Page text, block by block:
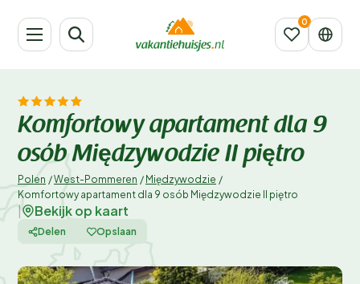
Komfortowy apartament dla 9
osób Międzywodzie II piętro
Polen /West-Pommeren / Międzywodzie /
Komfortowy apartament dla 9 osób Międzywodzie II piętro
Bekijk op kaart
Delen Opslaan